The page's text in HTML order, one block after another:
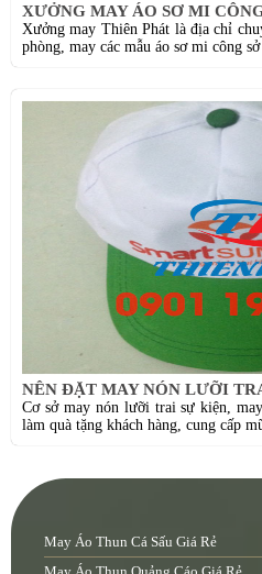
XƯỞNG MAY ÁO SƠ MI
Xưởng may Thiên Phát là địa chỉ
phòng, may các mẫu áo sơ mi công
NÊN ĐẶT MAY NÓN LƯỠI
Cơ sở may nón lưỡi trai sự kiện,
làm quà tặng khách hàng, cung cấp
May Áo Thun Cá Sấu Giá Rẻ